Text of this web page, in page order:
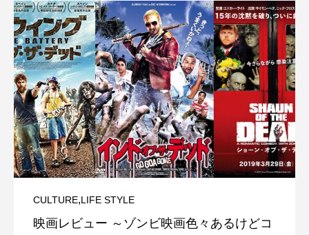
CULTURE,LIFE STYLE
映画レビュー ～ゾンビ映画色々あるけどコ